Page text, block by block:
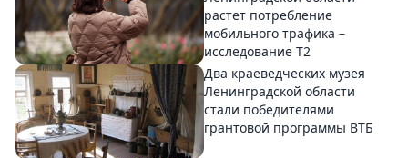
растет потребление
мобильного трафика –
исследование T2
Два краеведческих музея
Ленинградской области
стали победителями
грантовой программы ВТБ